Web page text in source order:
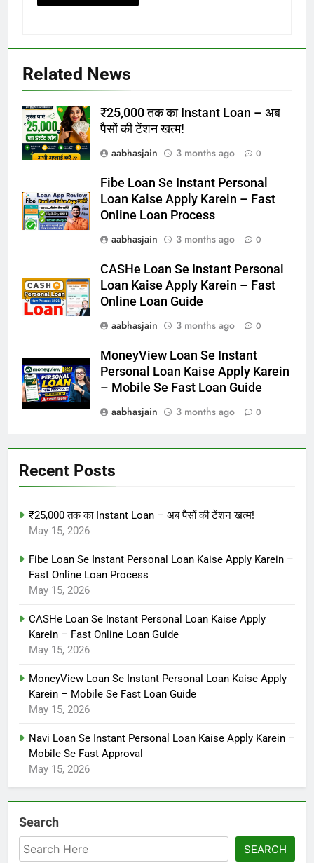
Related News
₹25,000 तक का Instant Loan – अब
पैसों की टेंशन खत्म!
aabhasjain
3 months ago 0
Fibe Loan Se Instant Personal
Loan Kaise Apply Karein – Fast
Online Loan Process
aabhasjain
3 months ago 0
CASHe Loan Se Instant Personal
Loan Kaise Apply Karein – Fast
Online Loan Guide
aabhasjain
3 months ago 0
MoneyView Loan Se Instant
Personal Loan Kaise Apply Karein
– Mobile Se Fast Loan Guide
aabhasjain
3 months ago 0
Recent Posts
₹25,000 तक का Instant Loan – अब पैसों की टेंशन खत्म!
May 15, 2026
Fibe Loan Se Instant Personal Loan Kaise Apply Karein –
Fast Online Loan Process
May 15, 2026
CASHe Loan Se Instant Personal Loan Kaise Apply
Karein – Fast Online Loan Guide
May 15, 2026
MoneyView Loan Se Instant Personal Loan Kaise Apply
Karein – Mobile Se Fast Loan Guide
May 15, 2026
Navi Loan Se Instant Personal Loan Kaise Apply Karein –
Mobile Se Fast Approval
May 15, 2026
Search
SEARCH